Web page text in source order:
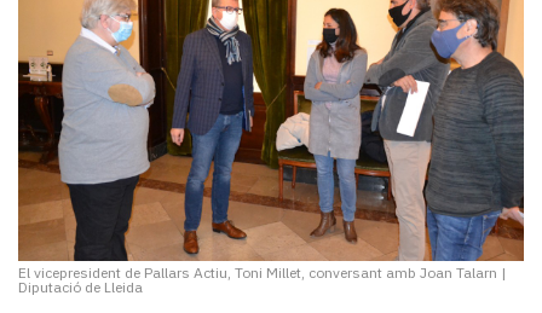
El vicepresident de Pallars Actiu, Toni Millet, conversant amb Joan Talarn |
Diputació de Lleida